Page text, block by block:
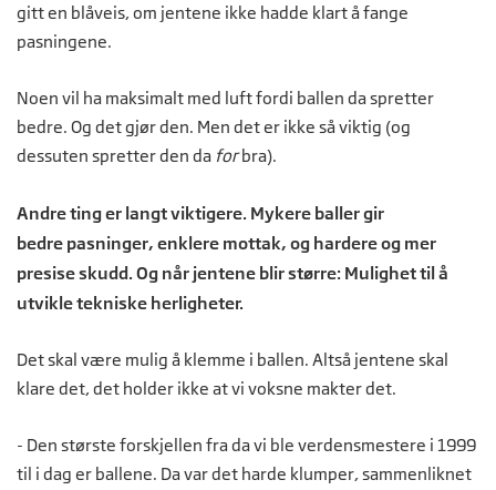
gitt en blåveis, om jentene ikke hadde klart å fange
pasningene.
Noen vil ha maksimalt med luft fordi ballen da spretter
bedre. Og det gjør den. Men det er ikke så viktig (og
dessuten spretter den da forbra).
Andre ting er langt viktigere. Mykere baller gir
bedre pasninger, enklere mottak, og hardere og mer
presise skudd. Og når jentene blir større: Mulighet til å
utvikle tekniske herligheter.
Det skal være mulig å klemme i ballen. Altså jentene skal
klare det, det holder ikke at vi voksne makter det.
- Den største forskjellen fra da vi ble verdensmestere i 1999
til i dag er ballene. Da var det harde klumper, sammenliknet